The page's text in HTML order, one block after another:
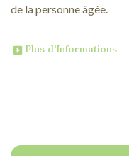
de la personne âgée.
Plus d'Informations